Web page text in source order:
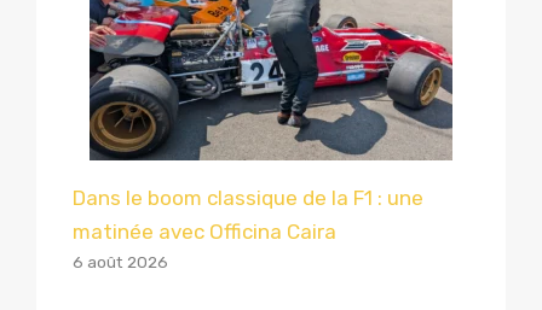
Dans le boom classique de la F1 : une
matinée avec Officina Caira
6 août 2026